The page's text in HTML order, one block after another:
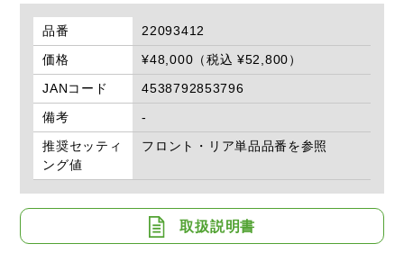
品番
22093412
価格
¥48,000（税込 ¥52,800）
JANコード
4538792853796
備考
-
推奨セッティ
ング値
フロント・リア単品品番を参照
取扱説明書